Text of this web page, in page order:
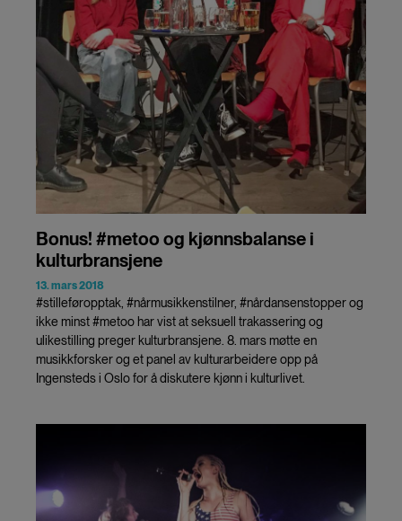
Bonus! #metoo og kjønnsbalanse i
kulturbransjene
13. mars 2018
#stilleføropptak, #nårmusikkenstilner, #nårdansenstopper og
ikke minst #metoo har vist at seksuell trakassering og
ulikestilling preger kulturbransjene. 8. mars møtte en
musikkforsker og et panel av kulturarbeidere opp på
Ingensteds i Oslo for å diskutere kjønn i kulturlivet.